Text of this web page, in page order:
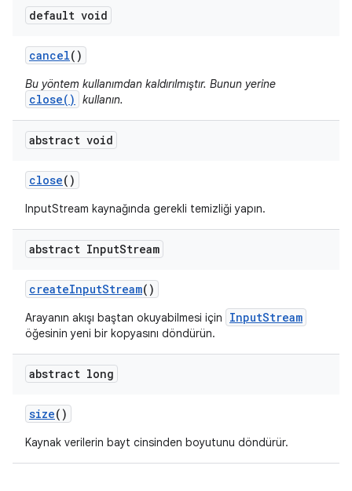
default void
cancel()
Bu yöntem kullanımdan kaldırılmıştır. Bunun yerine
close() kullanın.
abstract void
close()
InputStream kaynağında gerekli temizliği yapın.
abstract InputStream
createInputStream()
Arayanın akışı baştan okuyabilmesi için InputStream
öğesinin yeni bir kopyasını döndürün.
abstract long
size()
Kaynak verilerin bayt cinsinden boyutunu döndürür.